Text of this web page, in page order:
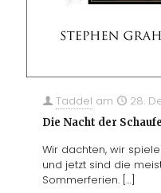
Taddel am 28.
Die Nacht der
Wir dachten, wir
und jetzt sind die
Sommerferien. […]